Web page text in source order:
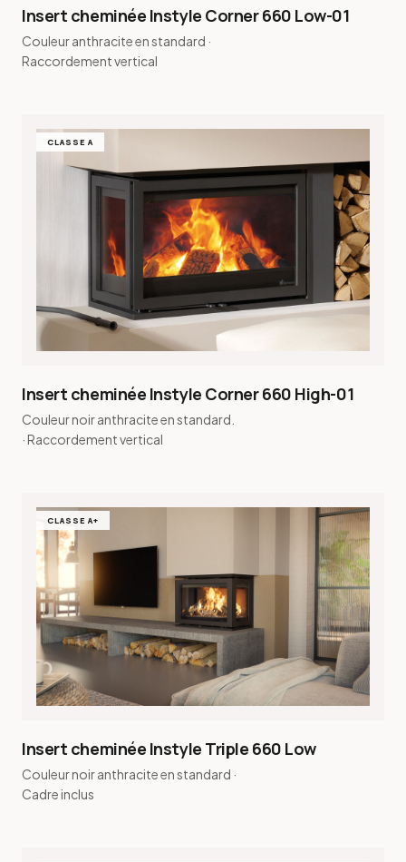
Insert cheminée Instyle Corner 660 Low-01
Couleur anthracite en standard ·
Raccordement vertical
CLASSE A
Insert cheminée Instyle Corner 660 High-01
Couleur noir anthracite en standard.
· Raccordement vertical
CLASSE A+
Insert cheminée Instyle Triple 660 Low
Couleur noir anthracite en standard ·
Cadre inclus